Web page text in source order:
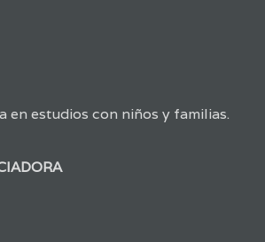
en estudios con niños y familias.